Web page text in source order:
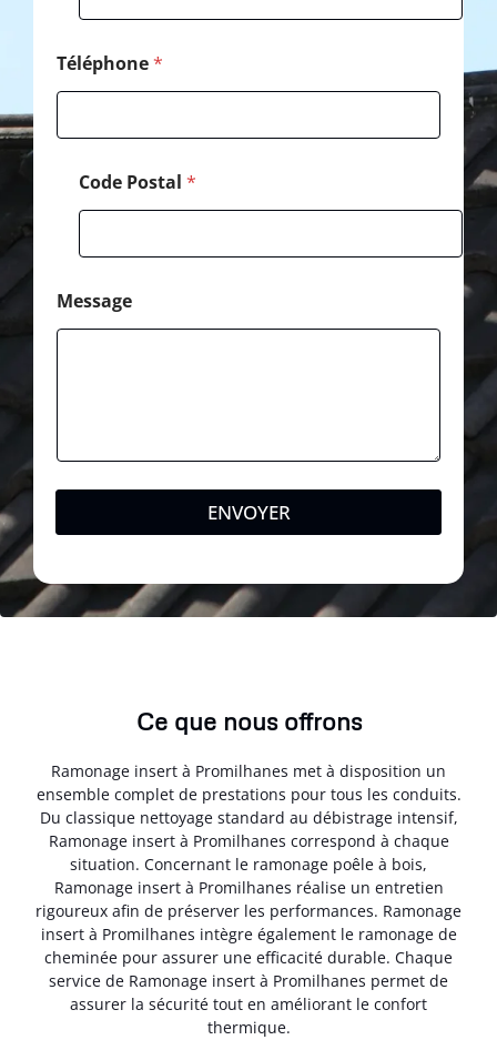
e
e
Téléphone*
Code Postal *
Message
ENVOYER
Ce que nous offrons
Ramonage insert à Promilhanes met à disposition un
ensemble complet de prestations pour tous les conduits.
Du classique nettoyage standard au débistrage intensif,
Ramonage insert à Promilhanes correspond à chaque
situation. Concernant le ramonage poêle à bois,
Ramonage insert à Promilhanes réalise un entretien
rigoureux afin de préserver les performances. Ramonage
insert à Promilhanes intègre également le ramonage de
cheminée pour assurer une efficacité durable. Chaque
service de Ramonage insert à Promilhanes permet de
assurer la sécurité tout en améliorant le confort
thermique.